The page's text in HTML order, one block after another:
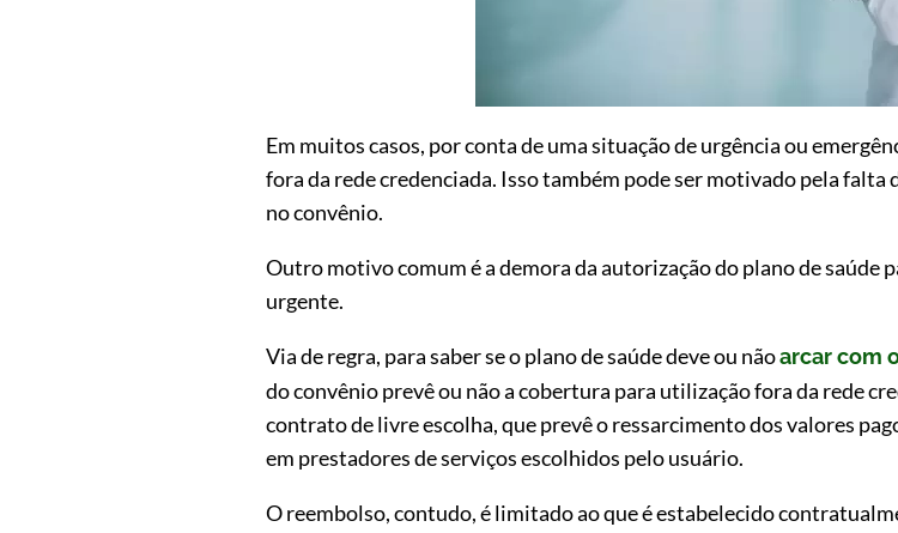
Em muitos casos, por conta de uma situação de urgência ou
fora da rede credenciada. Isso também pode ser motivado pela
no convênio.
Outro motivo comum é a demora da autorização do plano de saúde
urgente.
Via de regra, para saber se o plano de saúde deve ou nãoarcar com
do convênio prevê ou não a cobertura para utilização fora da rede
contrato de livre escolha, que prevê o ressarcimento dos valores
em prestadores de serviços escolhidos pelo usuário.
O reembolso, contudo, é limitado ao que é estabelecido